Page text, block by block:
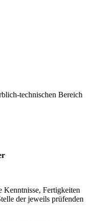
technischen Bereich
Kenntnisse, Fertigkeiten
der jeweils prüfenden